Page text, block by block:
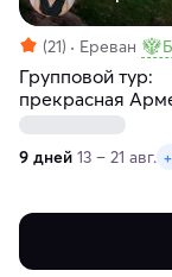
(21) Ереван
Групповой тур:
прекрасная
дней с заездами
четвергам и
9 дней 13 – 21 авг.